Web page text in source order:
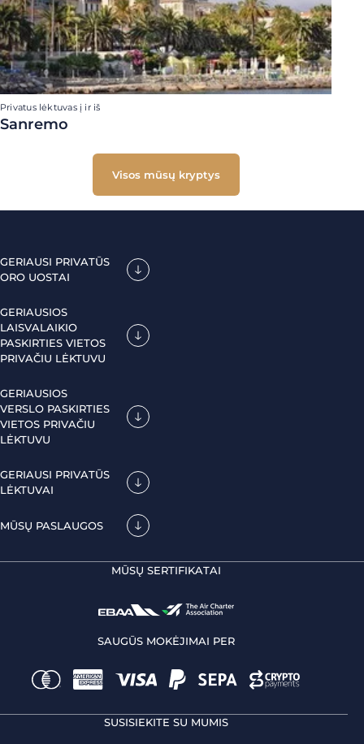
Privatus lėktuvas į ir iš
Sanremo
Visos mūsų kryptys
GERIAUSI PRIVATŪS
ORO UOSTAI
GERIAUSIOS
LAISVALAIKIO
PASKIRTIES VIETOS
PRIVAČIU LĖKTUVU
GERIAUSIOS
VERSLO PASKIRTIES
VIETOS PRIVAČIU
LĖKTUVU
GERIAUSI PRIVATŪS
LĖKTUVAI
MŪSŲ PASLAUGOS
MŪSŲ SERTIFIKATAI
SAUGŪS MOKĖJIMAI PER
SUSISIEKITE SU MUMIS